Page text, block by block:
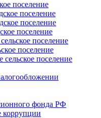
поселение
поселение
поселение
поселение
поселение
поселение
поселение
фонда РФ
коррупции